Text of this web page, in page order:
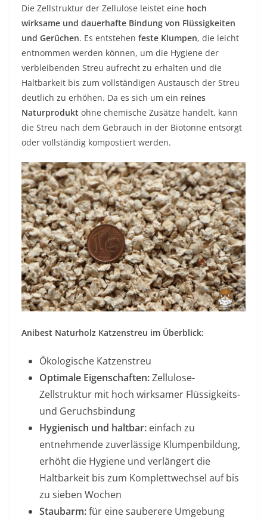
Die Zellstruktur der Zellulose leistet eine hoch
wirksame und dauerhafte Bindung von Flüssigkeiten
und Gerüchen. Es entstehen feste Klumpen, die leicht
entnommen werden können, um die Hygiene der
verbleibenden Streu aufrecht zu erhalten und die
Haltbarkeit bis zum vollständigen Austausch der Streu
deutlich zu erhöhen. Da es sich um ein reines
Naturprodukt ohne chemische Zusätze handelt, kann
die Streu nach dem Gebrauch in der Biotonne entsorgt
oder vollständig kompostiert werden.
Anibest Naturholz Katzenstreu im Überblick:
Ökologische Katzenstreu
Optimale Eigenschaften:Zellulose-
Zellstruktur mit hoch wirksamer Flüssigkeits-
und Geruchsbindung
Hygienisch und haltbar: einfach zu
entnehmende zuverlässige Klumpenbildung,
erhöht die Hygiene und verlängert die
Haltbarkeit bis zum Komplettwechsel auf bis
zu sieben Wochen
Staubarm:für eine sauberere Umgebung